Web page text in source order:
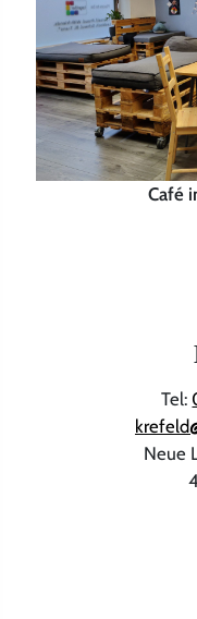
Café
Tel:
Neue